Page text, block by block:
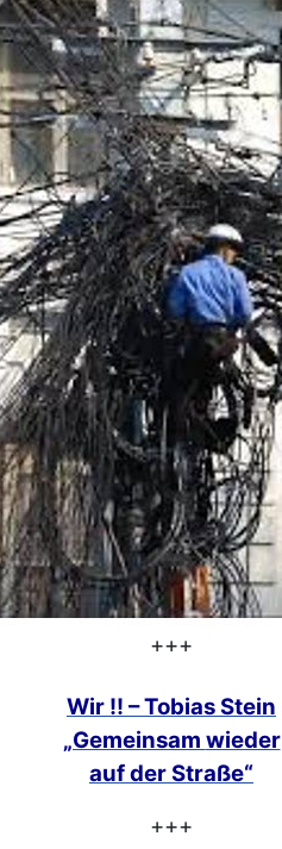
+++
Wir !! – Tobias Stein
„Gemeinsam wieder
auf der Straße“
+++